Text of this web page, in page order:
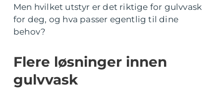
Men hvilket utstyr er det riktige for gulvvask
for deg, og hva passer egentlig til dine
behov?
Flere løsninger innen
gulvvask